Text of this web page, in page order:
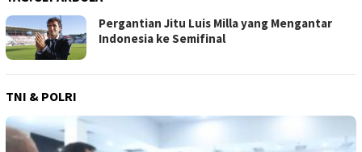
Pergantian Jitu Luis Milla yang Mengantar
Indonesia ke Semifinal
TNI & POLRI